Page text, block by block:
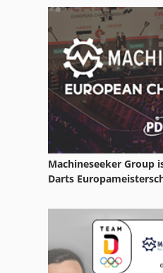
Schleif Poliermaschine
Schleifaggregat
Schleifautomat
Schleiff
Schleifgerät
Schleifkopf
Schleifmaschinen Vertikal
Schleifschuh
Machineseeker Group
Darts